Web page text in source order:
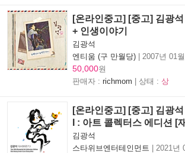
[온라인중고] [중고] 김광석
+ 인생이야기
김광석
엔티움 (구 만월당) | 2007년 01월
50,000원
판매자 : richmom | 상태 : 상
[온라인중고] [중고] 김광석
I : 아트 콜렉터스 에디션 [
김광석
스타위브엔터테인먼트 | 2021년